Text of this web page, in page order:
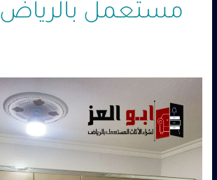
مستعمل بالرياض
مستعمل
بالرياض
حي